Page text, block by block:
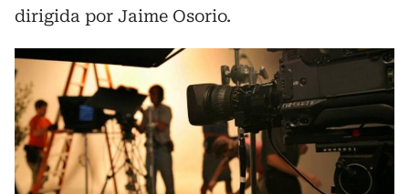
dirigida por Jaime Osorio.